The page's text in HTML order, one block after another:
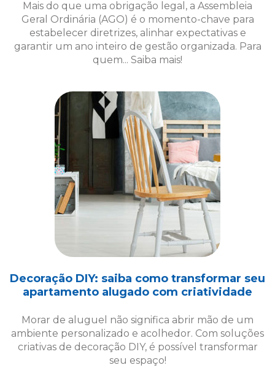
Mais do que uma obrigação legal, a Assembleia
Geral Ordinária (AGO) é o momento-chave para
estabelecer diretrizes, alinhar expectativas e
garantir um ano inteiro de gestão organizada. Para
quem... Saiba mais!
Decoração DIY: saiba como transformar seu
apartamento alugado com criatividade
Morar de aluguel não significa abrir mão de um
ambiente personalizado e acolhedor. Com soluções
criativas de decoração DIY, é possível transformar
seu espaço!